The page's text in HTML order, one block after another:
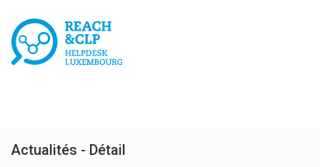
Actualités - Détail